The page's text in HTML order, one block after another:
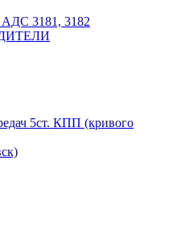
АДС 3181, 3182
5ст. КПП (кривого